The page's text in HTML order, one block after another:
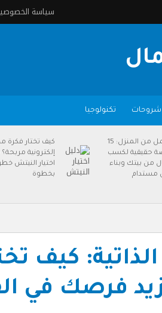
سياسة
شروحات تكنولوجيا
العمل من المنزل: 15
حقيقية لكسب
من بيتك وبناء
مستدام
كيف تختار فكرة
إلكترونية مربحة؟
اختيار النيتش
بخطوة
كيف
فرصك في